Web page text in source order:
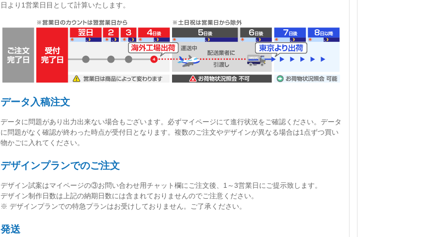
日より1営業日目として計算いたします。
データ入稿注文
データに問題があり出力出来ない場合もございます。必ずマイページにて進行状況をご確認ください。 データ
に問題がなく確認が終わった時点が受付日 となります。複数のご注文やデザインが異なる場合は1点ずつ買い
物かごに入れてください。
デザインプランでのご注文
デザイン試案はマイページの③お問い合わせ用チャット欄にご注文後、 1～3営業日にご提示致します。
デザイン制作日数は上記の納期日数には含まれておりませんのでご注意ください。
※ デザインプランでの特急プランはお受けしておりません。ご了承ください。
発送